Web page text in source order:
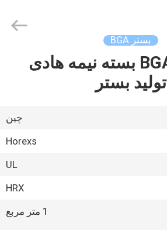
بستر BGA
BT مواد BGA بسته نیمه هادی
تولید بستر
چین
Horexs
UL
HRX
1 متر مربع